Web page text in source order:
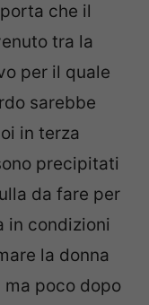
che il
tra la
per il quale
sarebbe
in terza
precipitati
da fare per
in condizioni
la donna
poco dopo